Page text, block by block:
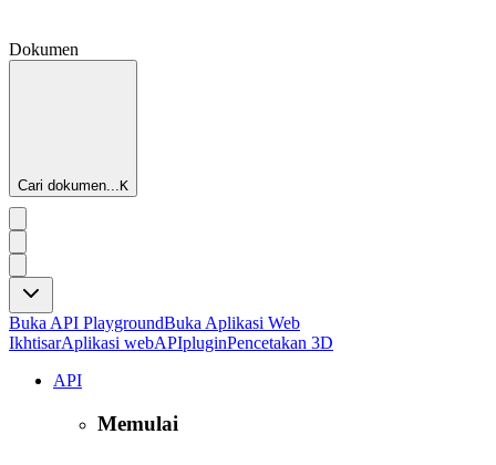
Dokumen
Cari dokumen...K
Buka API PlaygroundBuka Aplikasi Web
IkhtisarAplikasi webAPIpluginPencetakan 3D
API
Memulai